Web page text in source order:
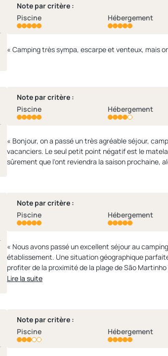
Note par critère :
Piscine
Hébergement
Note par critère :
Piscine
Hébergement
« Bonjour, on a passé un très agréable séjour,
vacanciers. Le seul petit point négatif est le
sûrement que l'ont reviendra la saison prochaine,
Note par critère :
Piscine
Hébergement
« Nous avons passé un excellent séjour au
établissement. Une situation géographique
profiter de la proximité de la plage de São
heures de Porto, c'est le point de chute parfait
L'accès est vraiment simple. De plus, pour le
Les espaces sanitaires, tout comme la laverie,
et lavent parfaitement. Emplacements : Nous avions un emplacement avec sanitaires individuels, un vrai confort. Nous avons toutefois noté un
petit souci au niveau de la stabilité du local, avec
Lire la suite
Note par critère :
Piscine
Hébergement